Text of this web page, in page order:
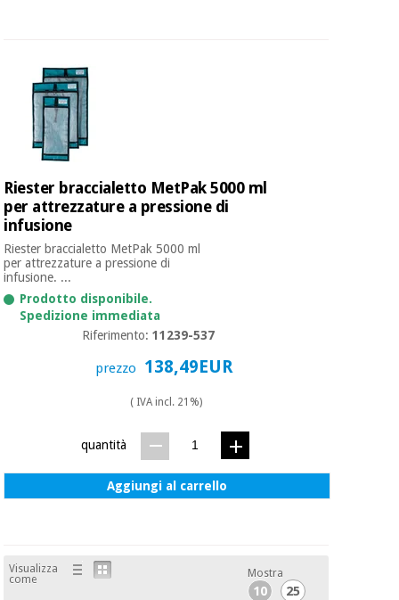
Riester braccialetto MetPak 5000 ml
per attrezzature a pressione di
infusione
Riester braccialetto MetPak 5000 ml
per attrezzature a pressione di
infusione. ...
Prodotto disponibile.
Spedizione immediata
Riferimento:11239-537
prezzo 138,49EUR
( IVA incl. 21%)
quantità
Aggiungi al carrello
Visualizza
come
Mostra
10
25